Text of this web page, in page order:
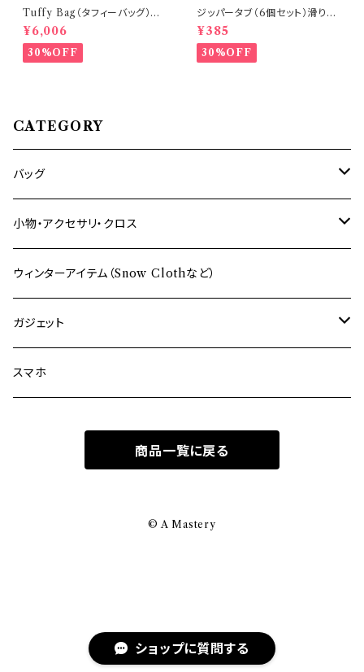
ショップに質問する
Tuffy Bag（タフィーバッグ）ミ
ニショルダーバッグ【D.Gray（金
具：Black ／ ストラップ：Blac
k）】 〈A Mastery Tripシリー
ズ〉
¥6,006
30%OFF
ジッパータブ（6個セット）滑り止
め付 高機能ファスナー引き手
交換・延長用 A Mastery
¥385
30%OFF
CATEGORY
バッグ
ショルダーバッグ
バックパック
サコッシュ
その他のバッグ
小物・アクセサリ・クロス
財布
ポーチ
アクセサリ
メンテナンスソリューション
ウィンターアイテム（Snow Clothなど）
ガジェット
パソコン
スマホ
商品一覧に戻る
© A Mastery